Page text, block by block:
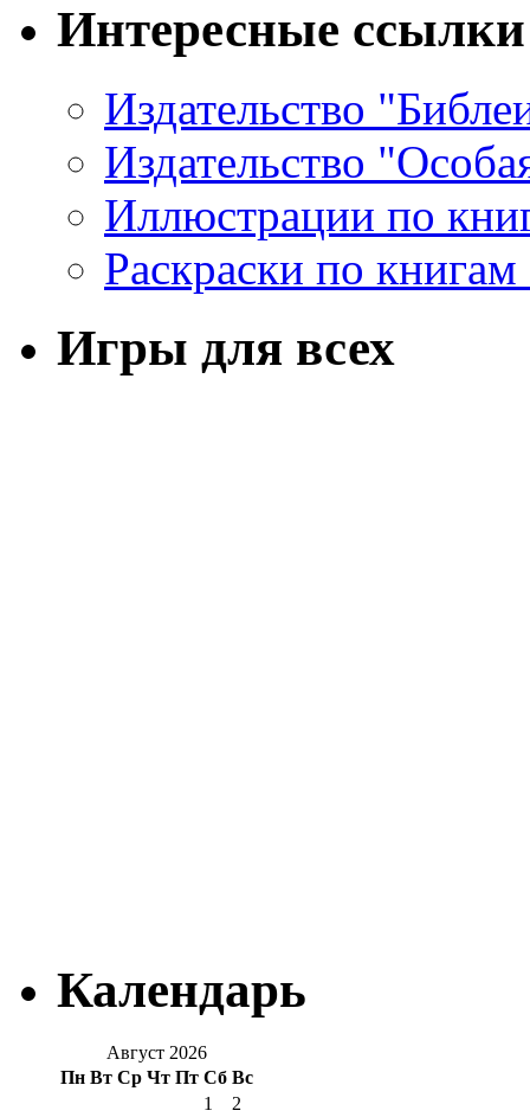
Интересные ссылки
Издательство
Издательство
Иллюстрации по
Раскраски по
Игры для всех
Календарь
Август 2026
Пн Вт Ср Чт Пт Сб Вс
1
2